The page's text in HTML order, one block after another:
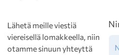
Lähetä meille viestiä
viereisellä lomakkeella, niin
otamme sinuun yhteyttä